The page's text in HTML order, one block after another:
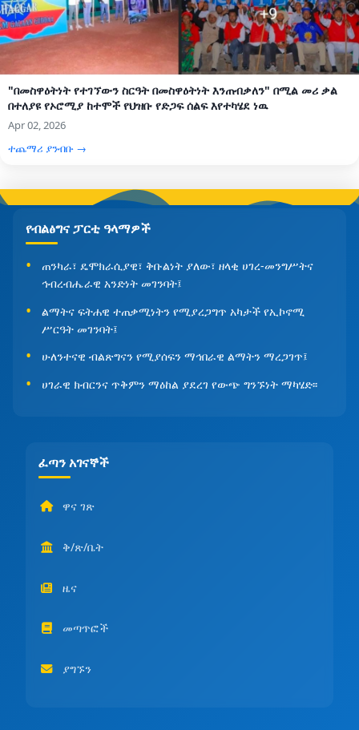
"በመስዋዕትነት የተገኘውን ስርዓት በመስዋዕትነት እንጠብቃለን" በሚል መሪ ቃል
በተለያዩ የኦሮሚያ ከተሞች የህዝቡ የድጋፍ ሰልፍ እየተካሄደ ነዉ
Apr 02, 2026
ተጨማሪ ያንብቡ →
የብልፅግና ፓርቲ ዓላማዎች
ጠንካራ፣ ዴሞክራሲያዊ፣ ቅቡልነት ያለው፣ ዘላቂ ሀገረ-መንግሥትና
ኅብረብሔራዊ አንድነት መገንባት፤
ልማትና ፍትሐዊ ተጠቃሚነትን የሚያረጋግጥ አካታች የኢኮኖሚ
ሥርዓት መገንባት፤
ሁለንተናዊ ብልጽግናን የሚያሰፍን ማኅበራዊ ልማትን ማረጋገጥ፤
ሀገራዊ ክብርንና ጥቅምን ማዕከል ያደረገ የውጭ ግንኙነት ማካሄድ፡፡
ፈጣን አገናኞች
ዋና ገጽ
ቅ/ጽ/ቤት
ዜና
መጣጥፎች
ያግኙን